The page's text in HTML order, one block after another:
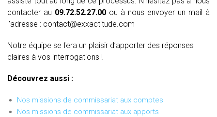
contacter au 09.72.52.27.00 ou à nous envoyer un mail à
l’adresse : contact@exxactitude.com
Notre équipe se fera un plaisir d’apporter des réponses
claires à vos interrogations !
Découvrez aussi :
Nos missions de commissariat aux comptes
Nos missions de commissariat aux apports